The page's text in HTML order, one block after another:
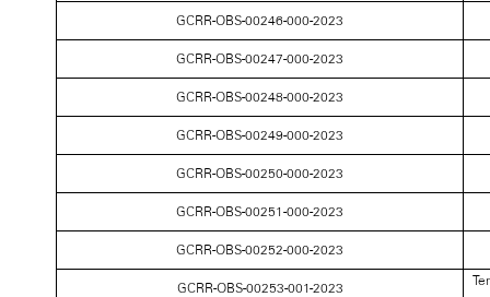
GCRR-OBS-00246-000-2023
GCRR-OBS-00247-000-2023
GCRR-OBS-00248-000-2023
GCRR-OBS-00249-000-2023
GCRR-OBS-00250-000-2023
GCRR-OBS-00251-000-2023
GCRR-OBS-00252-000-2023
GCRR-OBS-00253-001-2023